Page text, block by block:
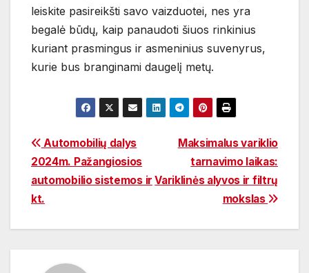
leiskite pasireikšti savo vaizduotei, nes yra
begalė būdų, kaip panaudoti šiuos rinkinius
kuriant prasmingus ir asmeninius suvenyrus,
kurie bus branginami daugelį metų.
Navigacija
tarp
įrašų
Maksimalus variklio
tarnavimo laikas:
Variklinės alyvos ir filtrų
mokslas
Automobilių dalys
2024m. Pažangiosios
automobilio sistemos ir
kt.